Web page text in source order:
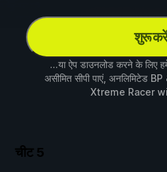
शुरू करें
...या ऐप डाउनलोड करने के लिए
असीमित सीपी पाएं, अनलिमिटेड BP
Xtreme Racer
चीट 5